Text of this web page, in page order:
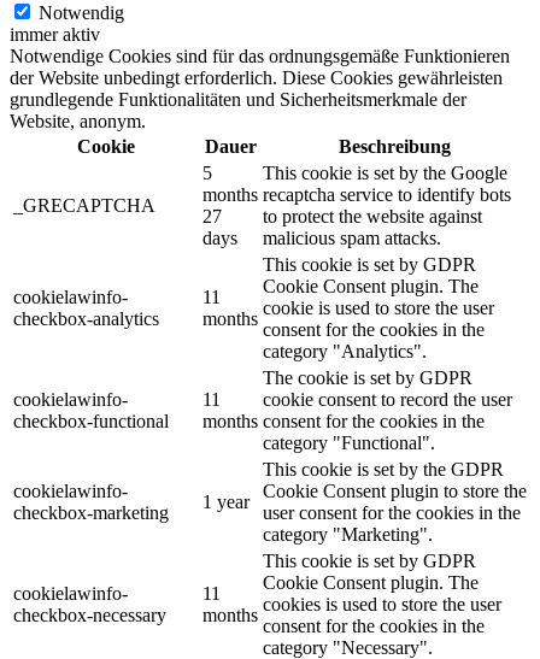
Notwendig
immer aktiv
Notwendige Cookies sind für das ordnungsgemäße Funktionieren
der Website unbedingt erforderlich. Diese Cookies gewährleisten
grundlegende Funktionalitäten und Sicherheitsmerkmale der
Website, anonym.
Cookie
Dauer Beschreibung
_GRECAPTCHA
5
months
27
days
This cookie is set by the Google
recaptcha service to identify bots
to protect the website against
malicious spam attacks.
cookielawinfo-
checkbox-analytics
11
months
This cookie is set by GDPR
Cookie Consent plugin. The
cookie is used to store the user
consent for the cookies in the
category "Analytics".
cookielawinfo-
checkbox-functional
11
months
The cookie is set by GDPR
cookie consent to record the user
consent for the cookies in the
category "Functional".
cookielawinfo-
checkbox-marketing
1 year
This cookie is set by the GDPR
Cookie Consent plugin to store the
user consent for the cookies in the
category "Marketing".
cookielawinfo-
checkbox-necessary
11
months
This cookie is set by GDPR
Cookie Consent plugin. The
cookies is used to store the user
consent for the cookies in the
category "Necessary".